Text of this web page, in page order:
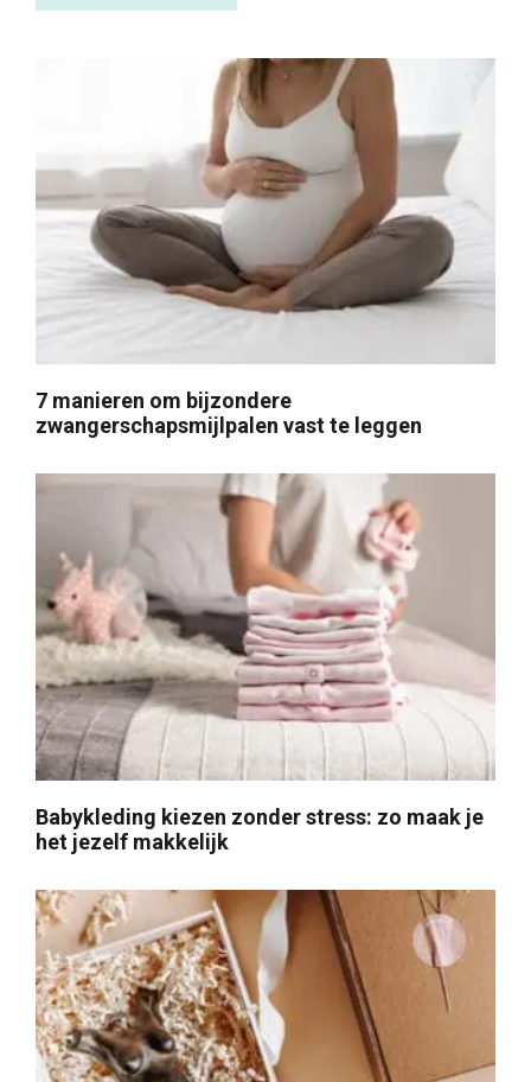
7 manieren om bijzondere
zwangerschapsmijlpalen vast te leggen
Babykleding kiezen zonder stress: zo maak je
het jezelf makkelijk